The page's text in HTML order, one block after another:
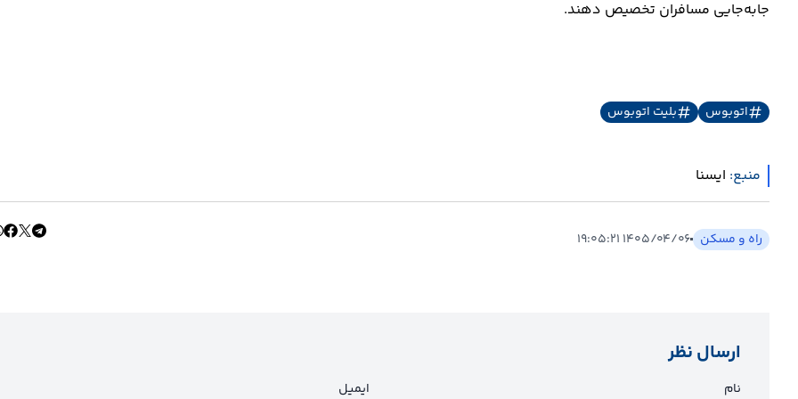
جابه‌جایی مسافران تخصیص دهند.
اتوبوس بلیت اتوبوس
منبع: ايسنا
راه و مسکن ۱۴۰۵/۰۴/۰۶ ۱۹:۰۵:۲۱
ارسال نظر
نام ایمیل